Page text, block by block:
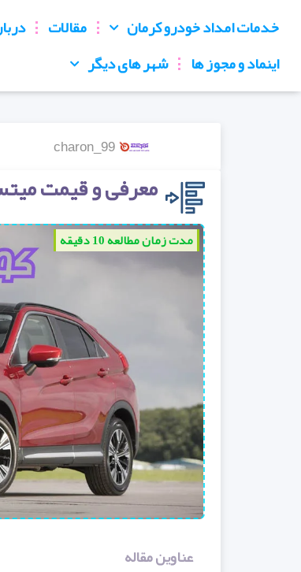
خدمات امداد خودرو کرمان مقالات
اینماد و مجوز ها
شهر های دیگر
charon_99
معرفی و قیمت
مدت زمان مطالعه 10 دقیقه
عناوین مقاله